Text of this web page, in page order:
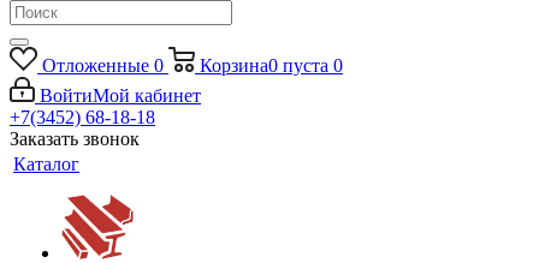
Отложенные 0 Корзина0 пуста 0
ВойтиМой кабинет
+7(3452) 68-18-18
Заказать звонок
Каталог